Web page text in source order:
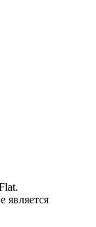
является